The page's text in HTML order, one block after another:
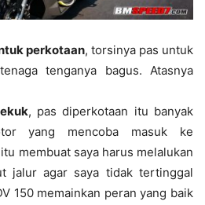
perkotaan, torsinya pas untuk
tenganya bagus. Atasnya
, pas diperkotaan itu banyak
yang mencoba masuk ke
membuat saya harus melalukan
jalur agar saya tidak tertinggal
150 memainkan peran yang baik